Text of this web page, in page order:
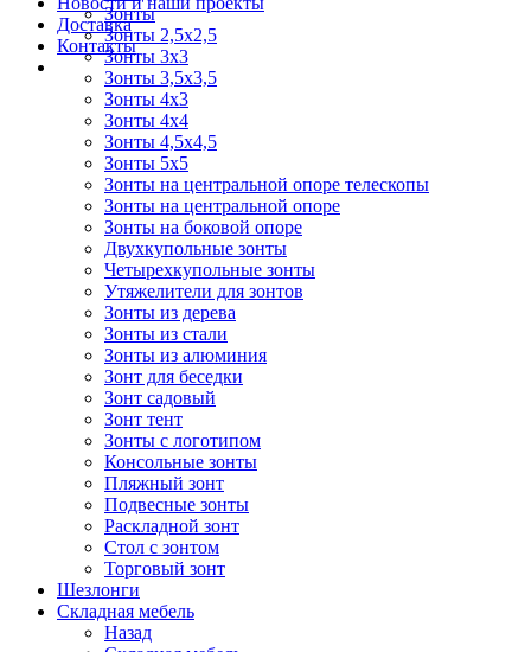
Доставка
Контакты
Зонты
Зонты 2,5х2,5
Зонты 3х3
Зонты 3,5х3,5
Зонты 4х3
Зонты 4х4
Зонты 4,5х4,5
Зонты 5х5
Зонты на центральной опоре телескопы
Зонты на центральной опоре
Зонты на боковой опоре
Двухкупольные зонты
Четырехкупольные зонты
Утяжелители для зонтов
Зонты из дерева
Зонты из стали
Зонты из алюминия
Зонт для беседки
Зонт садовый
Зонт тент
Зонты с логотипом
Консольные зонты
Пляжный зонт
Подвесные зонты
Раскладной зонт
Стол с зонтом
Торговый зонт
Шезлонги
Складная мебель
Назад